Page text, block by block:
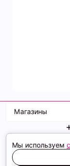
Магазины
Ленина, 15
ТК Терминал
ТРК Континент
Мы используем